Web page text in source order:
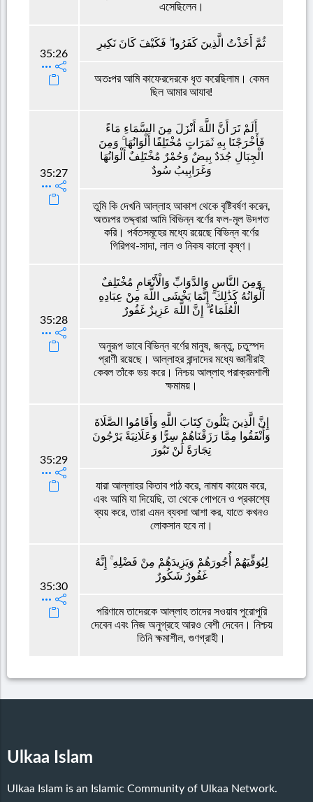
এসেছিলেন।
35:26
ثُمَّ أَخَذْتُ الَّذِينَ كَفَرُوا ۖ فَكَيْفَ كَانَ نَكِيرِ
অতঃপর আমি কাফেরদেরকে ধৃত করেছিলাম। কেমন
ছিল আমার আযাব!
35:27
أَلَمْ تَرَ أَنَّ اللَّهَ أَنْزَلَ مِنَ السَّمَاءِ مَاءً
فَأَخْرَجْنَا بِهِ ثَمَرَاتٍ مُخْتَلِفًا أَلْوَانُهَا ۚ وَمِنَ
الْجِبَالِ جُدَدٌ بِيضٌ وَحُمْرٌ مُخْتَلِفٌ أَلْوَانُهَا
وَغَرَابِيبُ سُودٌ
তুমি কি দেখনি আল্লাহ আকাশ থেকে বৃষ্টিবর্ষণ করেন,
অতঃপর তদ্দ্বারা আমি বিভিন্ন বর্ণের ফল-মূল উদগত
করি। পর্বতসমূহের মধ্যে রয়েছে বিভিন্ন বর্ণের
গিরিপথ-সাদা, লাল ও নিকষ কালো কৃষ্ণ।
35:28
وَمِنَ النَّاسِ وَالدَّوَابِّ وَالْأَنْعَامِ مُخْتَلِفٌ
أَلْوَانُهُ كَذَٰلِكَ ۗ إِنَّمَا يَخْشَى اللَّهَ مِنْ عِبَادِهِ
الْعُلَمَاءُ ۗ إِنَّ اللَّهَ عَزِيزٌ غَفُورٌ
অনুরূপ ভাবে বিভিন্ন বর্ণের মানুষ, জন্তু, চতুস্পদ
প্রাণী রয়েছে। আল্লাহর বান্দাদের মধ্যে জ্ঞানীরাই
কেবল তাঁকে ভয় করে। নিশ্চয় আল্লাহ পরাক্রমশালী
ক্ষমাময়।
35:29
إِنَّ الَّذِينَ يَتْلُونَ كِتَابَ اللَّهِ وَأَقَامُوا الصَّلَاةَ
وَأَنْفَقُوا مِمَّا رَزَقْنَاهُمْ سِرًّا وَعَلَانِيَةً يَرْجُونَ
تِجَارَةً لَنْ تَبُورَ
যারা আল্লাহর কিতাব পাঠ করে, নামায কায়েম করে,
এবং আমি যা দিয়েছি, তা থেকে গোপনে ও প্রকাশ্যে
ব্যয় করে, তারা এমন ব্যবসা আশা কর, যাতে কখনও
লোকসান হবে না।
35:30
لِيُوَفِّيَهُمْ أُجُورَهُمْ وَيَزِيدَهُمْ مِنْ فَضْلِهِ ۚ إِنَّهُ
غَفُورٌ شَكُورٌ
পরিণামে তাদেরকে আল্লাহ তাদের সওয়াব পুরোপুরি
দেবেন এবং নিজ অনুগ্রহে আরও বেশী দেবেন। নিশ্চয়
তিনি ক্ষমাশীল, গুণগ্রাহী।
Ulkaa Islam
Ulkaa Islam is an Islamic Community of Ulkaa Network.